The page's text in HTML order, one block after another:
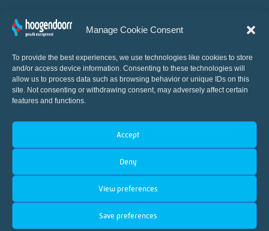
Manage Cookie Consent
To provide the best experiences, we use technologies like cookies to store
and/or access device information. Consenting to these technologies will
allow us to process data such as browsing behavior or unique IDs on this
site. Not consenting or withdrawing consent, may adversely affect certain
features and functions.
Accept
Deny
View preferences
Save preferences
+31 (0) 10 460 80 80
Мировой новатор в области
автоматизации систем управления теплицами